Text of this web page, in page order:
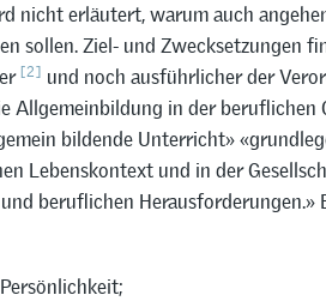
nicht erläutert, warum auch
sollen. Ziel- und Zwecksetzungen
[2] und noch ausführlicher der
Allgemeinbildung in der beruflichen
bildende Unterricht»
Lebenskontext und in der
beruflichen Herausforderungen.»